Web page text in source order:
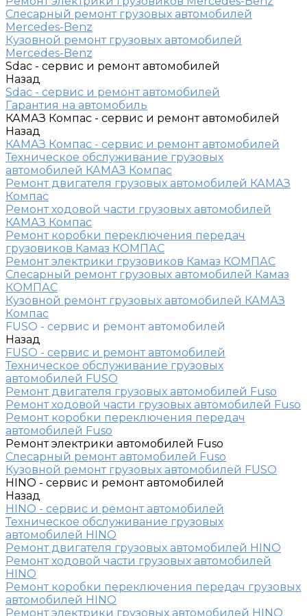
Слесарный ремонт грузовых автомобилей
Mercedes-Benz
Кузовной ремонт грузовых автомобилей
Mercedes-Benz
Sdac - сервис и ремонт автомобилей
Назад
Sdac - сервис и ремонт автомобилей
Гарантия на автомобиль
КАМАЗ Компас - сервис и ремонт автомобилей
Назад
КАМАЗ Компас - сервис и ремонт автомобилей
Техническое обслуживание грузовых
автомобилей КАМАЗ Компас
Ремонт двигателя грузовых автомобилей КАМАЗ
Компас
Ремонт ходовой части грузовых автомобилей
КАМАЗ Компас
Ремонт коробки переключения передач
грузовиков Камаз КОМПАС
Ремонт электрики грузовиков Камаз КОМПАС
Слесарный ремонт грузовых автомобилей Камаз
КОМПАС
Кузовной ремонт грузовых автомобилей КАМАЗ
Компас
FUSO - сервис и ремонт автомобилей
Назад
FUSO - сервис и ремонт автомобилей
Техническое обслуживание грузовых
автомобилей FUSO
Ремонт двигателя грузовых автомобилей Fuso
Ремонт ходовой части грузовых автомобилей Fuso
Ремонт коробки переключения передач
автомобилей Fuso
Ремонт электрики автомобилей Fuso
Слесарный ремонт автомобилей Fuso
Кузовной ремонт грузовых автомобилей FUSO
HINO - сервис и ремонт автомобилей
Назад
HINO - сервис и ремонт автомобилей
Техническое обслуживание грузовых
автомобилей HINO
Ремонт двигателя грузовых автомобилей HINO
Ремонт ходовой части грузовых автомобилей
HINO
Ремонт коробки переключения передач грузовых
автомобилей HINO
Ремонт электрики грузовых автомобилей HINO